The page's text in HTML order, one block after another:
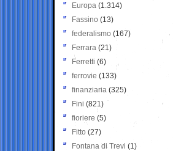
Europa (1.314)
Fassino (13)
federalismo (167)
Ferrara (21)
Ferretti (6)
ferrovie (133)
finanziaria (325)
Fini (821)
fioriere (5)
Fitto (27)
Fontana di Trevi (1)